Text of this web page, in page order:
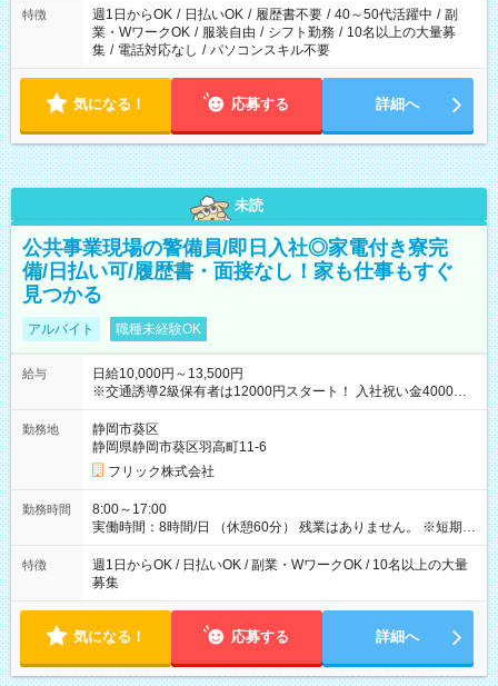
特徴 週1日からOK / 日払いOK / 履歴書不要 / 40～50代活躍中 / 副
業・WワークOK / 服装自由 / シフト勤務 / 10名以上の大量募
集 / 電話対応なし / パソコンスキル不要
気になる！ 応募する 詳細へ
未読
公共事業現場の警備員/即日入社◎家電付き寮完
備/日払い可/履歴書・面接なし！家も仕事もすぐ
見つかる
アルバイト 職種未経験OK
給与
日給10,000円～13,500円
※交通誘導2級保有者は12000円スタート！ 入社祝い金4000円
【試用期間】試用期間なし
勤務地
静岡市葵区
静岡県静岡市葵区羽高町11-6
フリック株式会社
勤務時間
8:00～17:00
実働時間：8時間/日 （休憩60分） 残業はありません。 ※短期の
募集は行っておりません。予めご了承くださいませ。
特徴
週1日からOK / 日払いOK / 副業・WワークOK / 10名以上の大量
募集
気になる！ 応募する 詳細へ